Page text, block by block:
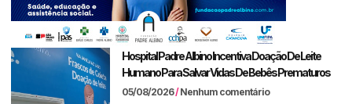
Hospital Padre Albino Incentiva Doação De Leite
Humano Para Salvar Vidas De Bebês Prematuros
05/08/2026 Nenhum comentário